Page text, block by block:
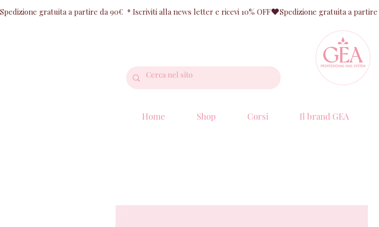
Spedizione gratuita a partire da 90€  * Iscriviti alla news letter e ricevi 10% OFF
Home Shop Corsi Il brand GEA